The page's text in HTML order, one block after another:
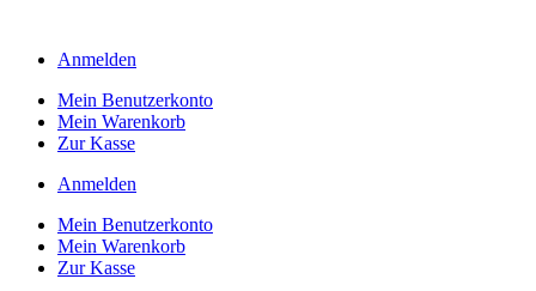
Anmelden
Mein Benutzerkonto
Mein Warenkorb
Zur Kasse
Anmelden
Mein Benutzerkonto
Mein Warenkorb
Zur Kasse